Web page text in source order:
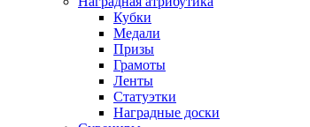
Кубки
Медали
Призы
Грамоты
Ленты
Статуэтки
Наградные доски